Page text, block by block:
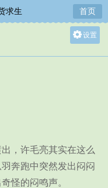
求生 首页
设置
，许毛亮其实在这么
奔跑中突然发出闷闷
怪的闷鸣声。